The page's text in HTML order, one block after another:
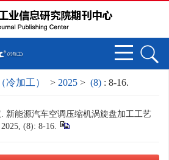
冷加工） > 2025 > (8) : 8-16.
新能源汽车空调压缩机涡旋盘加工工艺
(8): 8-16.